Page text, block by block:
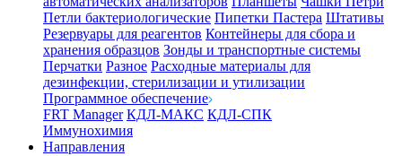
Петли бактериологические Пипетки Пастера Штативы
Резервуары для реагентов Контейнеры для сбора и
хранения образцов Зонды и транспортные системы
Перчатки Разное Расходные материалы для
дезинфекции, стерилизации и утилизации
Программное обеспечение
FRT Manager КДЛ-МАКС КДЛ-СПК
Иммунохимия
Направления